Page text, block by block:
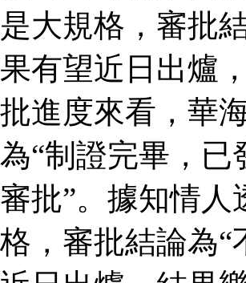
是大規格，審批
果有望近日出爐
批進度來看，華
為“制證完畢，已
審批”。據知情
格，審批結論為“